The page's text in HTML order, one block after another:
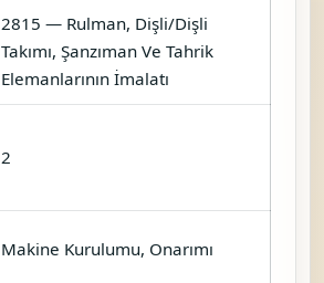
2815 — Rulman, Dişli/Dişli
Takımı, Şanzıman Ve Tahrik
Elemanlarının İmalatı
2
Makine Kurulumu, Onarımı